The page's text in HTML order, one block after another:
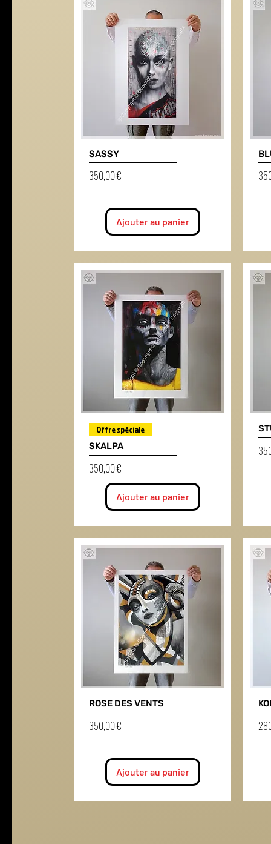
SASSY
Prix
350,00 €
Ajouter au panier
Prix
Offre spéciale
SKALPA
Prix
350,00 €
Ajouter au panier
Prix
ROSE DES VENTS
Prix
350,00 €
Ajouter au panier
Prix